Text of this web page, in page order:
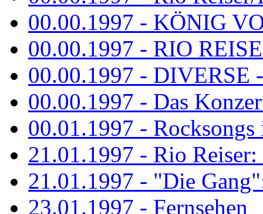
00.00.1997 - KÖNIG
00.00.1997 - RIO
00.00.1997 - DIVERSE
00.00.1997 - Das
00.01.1997 -
21.01.1997 - Rio
21.01.1997 - "Die
23.01.1997 - Fernsehen